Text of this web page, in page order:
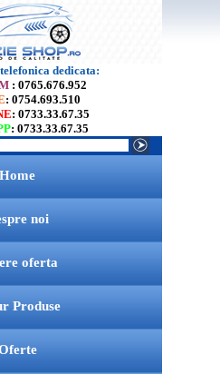
dedicata:
: 0765.676.952
: 0754.693.510
: 0733.33.67.35
: 0733.33.67.35
Home
noi
oferta
Produse